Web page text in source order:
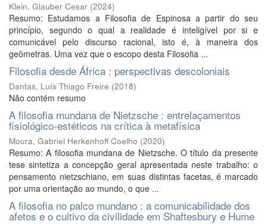
Klein, Glauber Cesar (2024)
Resumo: Estudamos a Filosofia de Espinosa a partir do seu
princípio, segundo o qual a realidade é inteligível por si e
comunicável pelo discurso racional, isto é, à maneira dos
geômetras. Uma vez que o escopo desta Filosofia ...
Filosofia desde África : perspectivas descoloniais
Dantas, Luís Thiago Freire (2018)
Não contém resumo
A filosofia mundana de Nietzsche : entrelaçamentos
fisiológico-estéticos na crítica à metafísica
Moura, Gabriel Herkenhoff Coelho (2020)
Resumo: A filosofia mundana de Nietzsche. O título da presente
tese sintetiza a concepção geral apresentada neste trabalho: o
pensamento nietzschiano, em suas distintas facetas, é marcado
por uma orientação ao mundo, o que ...
A filosofia no palco mundano : a comunicabilidade dos
afetos e o cultivo da civilidade em Shaftesbury e Hume